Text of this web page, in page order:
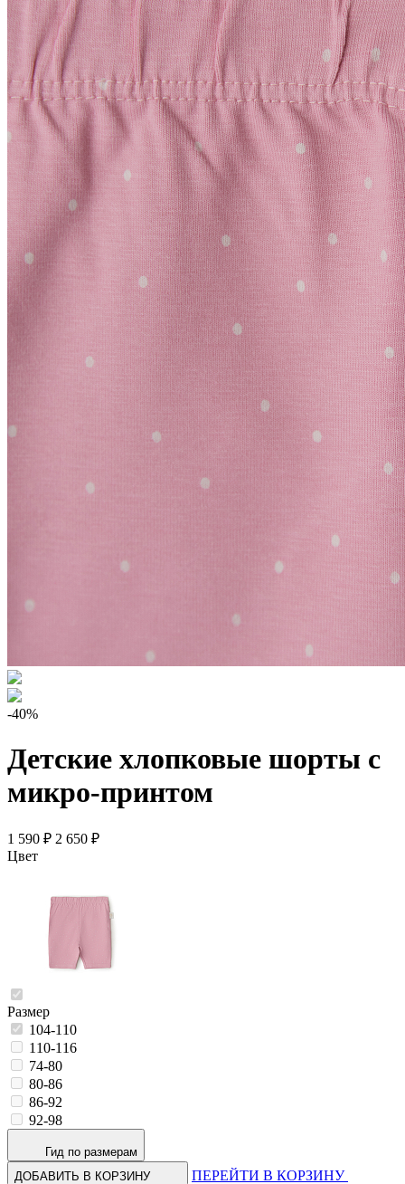
-40%
Детские хлопковые шорты с
микро-принтом
1 590 ₽ 2 650 ₽
Цвет
Размер
104-110
110-116
74-80
80-86
86-92
92-98
Гид по размерам
ДОБАВИТЬ В КОРЗИНУ
ПЕРЕЙТИ В КОРЗИНУ